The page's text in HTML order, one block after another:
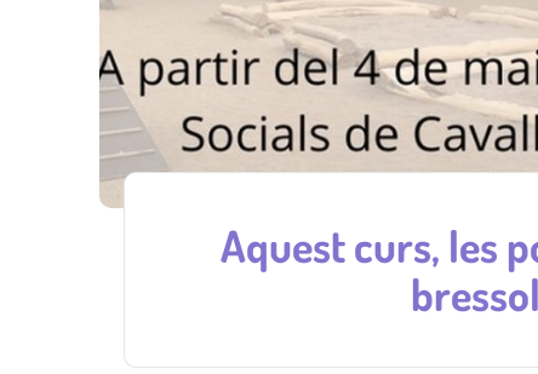
Aquest curs, les